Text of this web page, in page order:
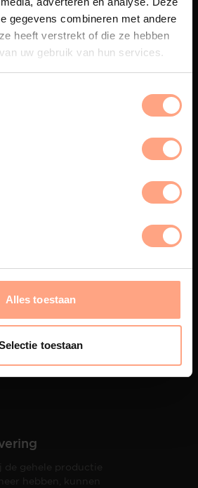
gegevens combineren met andere
heeft verstrekt of die ze hebben
uw gebruik van hun services.
Alles toestaan
toestaan
handgemaakte
Nederlands
afgewerkt met
inrichting
volledige
met als resultaat een
de gehele productie
hebben, kunnen